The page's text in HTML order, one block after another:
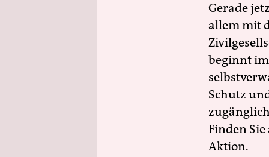
Gerade
allem mit
beginnt
Schutz
Finden
Aktion.